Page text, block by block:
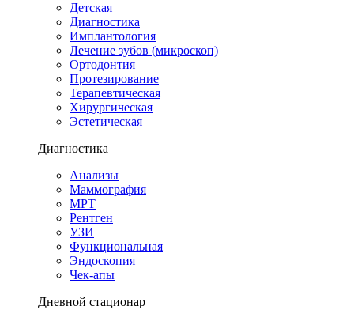
Детская
Диагностика
Имплантология
Лечение зубов (микроскоп)
Ортодонтия
Протезирование
Терапевтическая
Хирургическая
Эстетическая
Диагностика
Анализы
Маммография
МРТ
Рентген
УЗИ
Функциональная
Эндоскопия
Чек-апы
Дневной стационар